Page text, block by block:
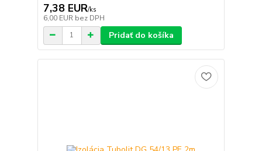
7,38 EUR/ks
6,00 EUR bez DPH
Pridať do košíka